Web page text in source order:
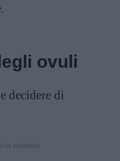
ovuli
decidere di